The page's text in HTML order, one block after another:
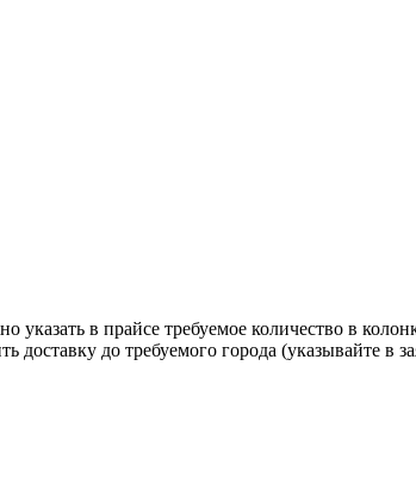
в прайсе требуемое количество в
до требуемого города (указывайте в